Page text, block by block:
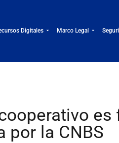
Digitales Marco Legal
por la CNBS